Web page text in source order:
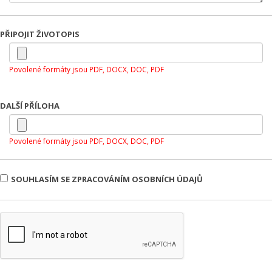
PŘIPOJIT ŽIVOTOPIS
Povolené formáty jsou PDF, DOCX, DOC, PDF
DALŠÍ PŘÍLOHA
Povolené formáty jsou PDF, DOCX, DOC, PDF
SOUHLASÍM SE ZPRACOVÁNÍM OSOBNÍCH ÚDAJŮ